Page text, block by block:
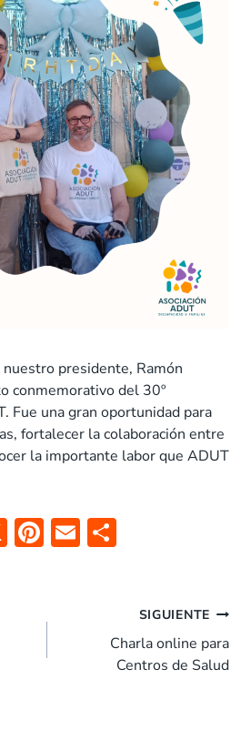
presidente, Ramón
conmemorativo del 30º
Fue una gran oportunidad para
fortalecer la colaboración entre
la importante labor que ADUT
X Pi
es
t
E
ar
tir
SIGUIENTE
Charla online para
Centros de Salud